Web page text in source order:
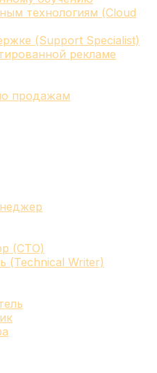
технологиям (Cloud
(Support Specialist)
рекламе
продажам
(CTO)
(Technical Writer)